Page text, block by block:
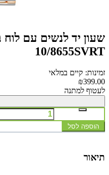
שעון יד לנשים עם לוח
10/8655SVRT
זמינות: קיים במלאי
₪399.00
לעטוף למתנה
הוספה לסל
תיאור